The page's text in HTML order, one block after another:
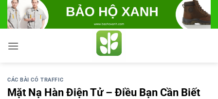
Bỏ
qua
nội
dung
CÁC BÀI CÓ TRAFFIC
Mặt Nạ Hàn Điện Tử – Điều Bạn Cần Biết